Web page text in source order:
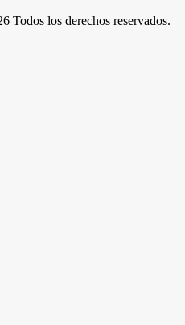
Todos los derechos reservados.